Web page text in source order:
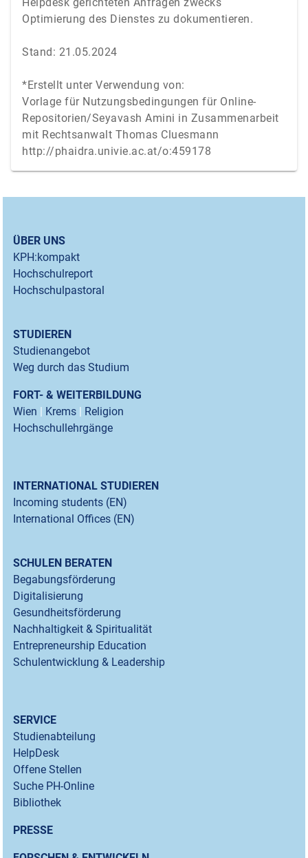
ÜBER UNS
KPH:kompakt
Hochschulreport
Hochschulpastoral
STUDIEREN
Studienangebot
Weg durch das Studium
FORT- & WEITERBILDUNG
Wien | Krems | Religion
Hochschullehrgänge
INTERNATIONAL STUDIEREN
Incoming students (EN)
International Offices (EN)
SCHULEN BERATEN
Begabungsförderung
Digitalisierung
Gesundheitsförderung
Nachhaltigkeit & Spiritualität
Entrepreneurship Education
Schulentwicklung & Leadership
SERVICE
Studienabteilung
HelpDesk
Offene Stellen
Suche PH-Online
Bibliothek
PRESSE